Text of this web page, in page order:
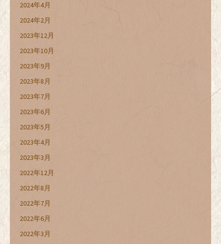
2024年4月
2024年2月
2023年12月
2023年10月
2023年9月
2023年8月
2023年7月
2023年6月
2023年5月
2023年4月
2023年3月
2022年12月
2022年8月
2022年7月
2022年6月
2022年3月